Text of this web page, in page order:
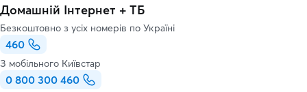
Домашній Інтернет + ТБ
Безкоштовно з усіх номерів по Україні
460
З мобільного Київстар
0 800 300 460